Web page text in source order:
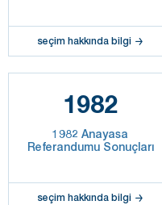
seçim hakkında bilgi
1982
1982 Anayasa
Referandumu Sonuçları
seçim hakkında bilgi